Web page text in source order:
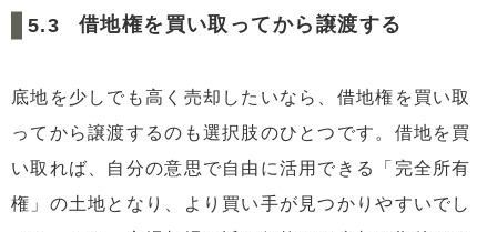
借地権を買い取ってから譲渡する
底地を少しでも高く売却したいなら、借地権を買い取
ってから譲渡するのも選択肢のひとつです。借地を買
い取れば、自分の意思で自由に活用できる「完全所有
権」の土地となり、より買い手が見つかりやすいでし